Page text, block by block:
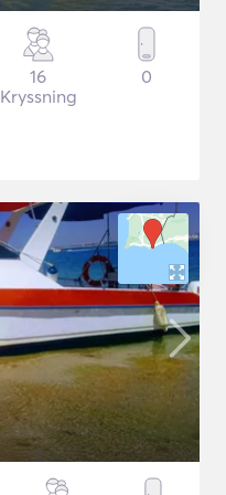
16
Kryssning
0